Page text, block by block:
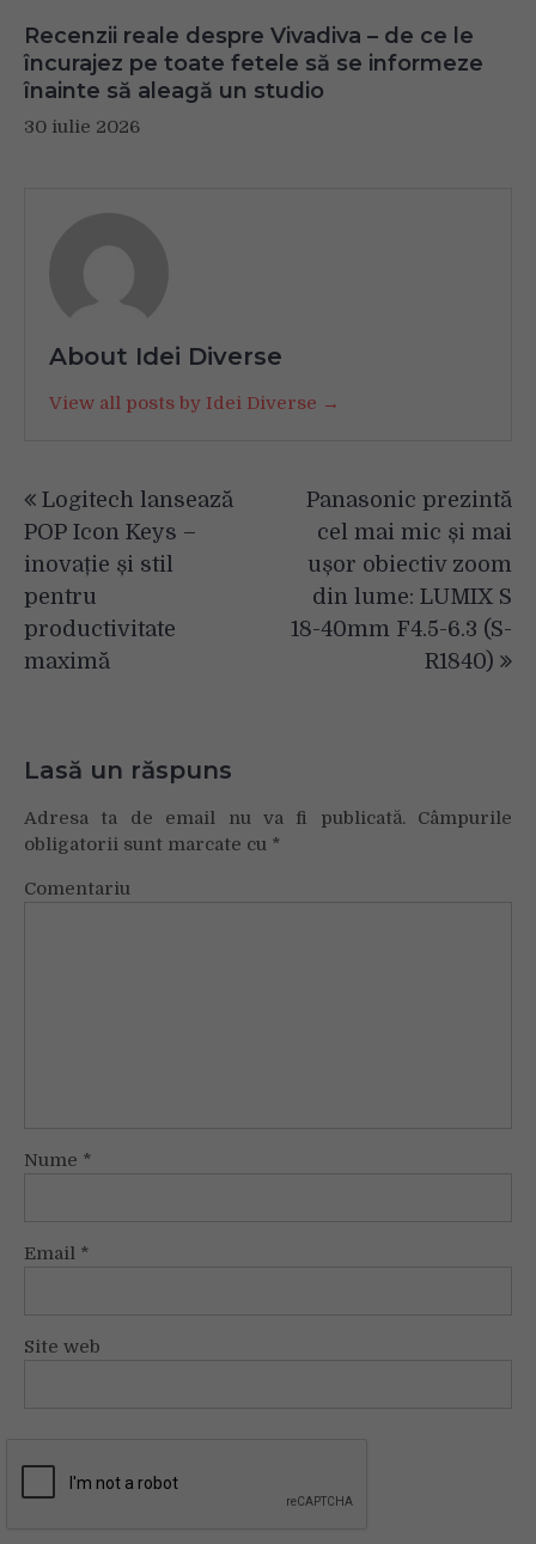
Recenzii reale despre Vivadiva – de ce le
încurajez pe toate fetele să se informeze
înainte să aleagă un studio
30 iulie 2026
About Idei Diverse
View all posts by Idei Diverse →
în
articole
Logitech lansează
POP Icon Keys –
inovație și stil
pentru
productivitate
maximă
Panasonic prezintă
cel mai mic și mai
ușor obiectiv zoom
din lume: LUMIX S
18-40mm F4.5-6.3 (S-
R1840)
Lasă un răspuns
Adresa ta de email nu va fi publicată.Câmpurile
obligatorii sunt marcate cu *
Comentariu
Nume *
Email *
Site web